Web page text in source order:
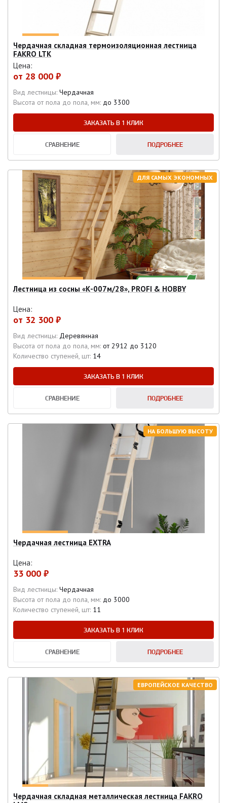
Чердачная складная термоизоляционная лестница
FAKRO LTK
Цена:
от 28 000 ₽
Вид лестницы: Чердачная
Высота от пола до пола, мм: до 3300
ЗАКАЗАТЬ В 1 КЛИК
СРАВНЕНИЕ ПОДРОБНЕЕ
ДЛЯ САМЫХ ЭКОНОМНЫХ
Лестница из сосны «К-007м/28», PROFI & HOBBY
Цена:
от 32 300 ₽
Вид лестницы: Деревянная
Высота от пола до пола, мм: от 2912 до 3120
Количество ступеней, шт: 14
ЗАКАЗАТЬ В 1 КЛИК
СРАВНЕНИЕ ПОДРОБНЕЕ
НА БОЛЬШУЮ ВЫСОТУ
Чердачная лестница EXTRA
Цена:
33 000 ₽
Вид лестницы: Чердачная
Высота от пола до пола, мм: до 3000
Количество ступеней, шт: 11
ЗАКАЗАТЬ В 1 КЛИК
СРАВНЕНИЕ ПОДРОБНЕЕ
ЕВРОПЕЙСКОЕ КАЧЕСТВО
Чердачная складная металлическая лестница FAKRO